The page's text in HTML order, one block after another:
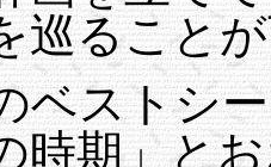
巡ること
ベストシ
時期」と